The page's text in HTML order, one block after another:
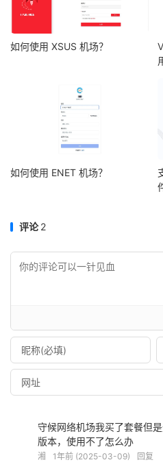
如何使用 XSUS 机场？
如何使用 ENET 机场？
评论2
守候网络机场我买了套餐但
版本，使用不了怎么办
湘 1年前 (2025-03-09) 回复